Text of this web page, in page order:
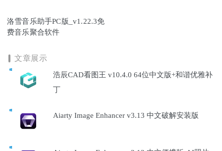
洛雪音乐助手PC版_v1.22.3免
费音乐聚合软件
文章展示
浩辰CAD看图王 v10.4.0 64位中文版+和谐优雅补
丁
Aiarty Image Enhancer v3.13 中文破解安装版